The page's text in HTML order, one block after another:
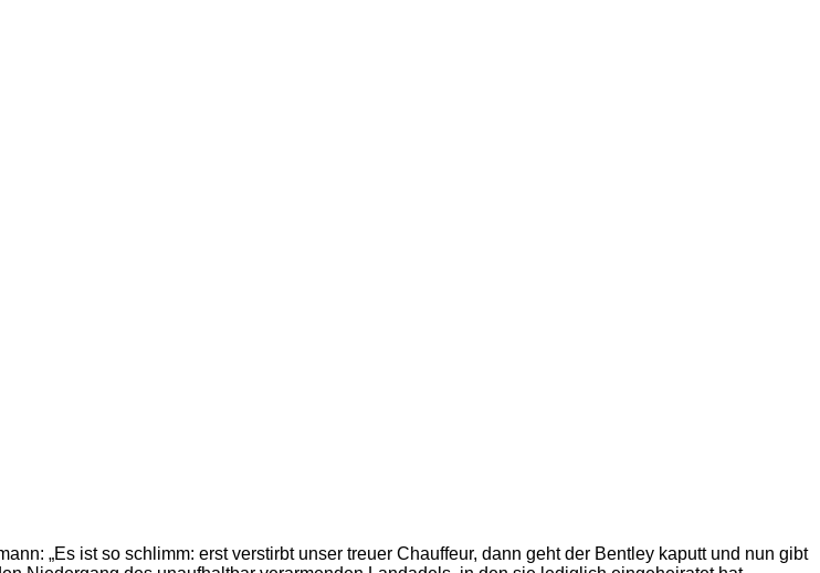
„Es ist so schlimm: erst verstirbt unser treuer Chauffeur, dann geht der Bentley kaputt und nun gibt